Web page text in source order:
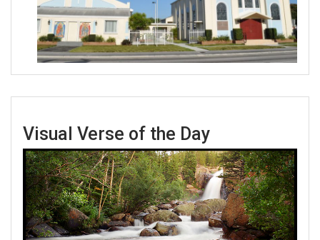
Visual Verse of the Day